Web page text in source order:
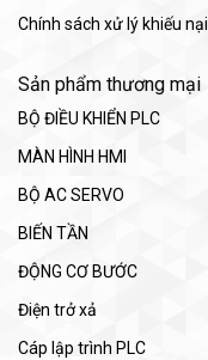
Chính sách xử lý khiếu nại
Sản phẩm thương mại
BỘ ĐIỀU KHIỂN PLC
MÀN HÌNH HMI
BỘ AC SERVO
BIẾN TẦN
ĐỘNG CƠ BƯỚC
Điện trở xả
Cáp lập trình PLC